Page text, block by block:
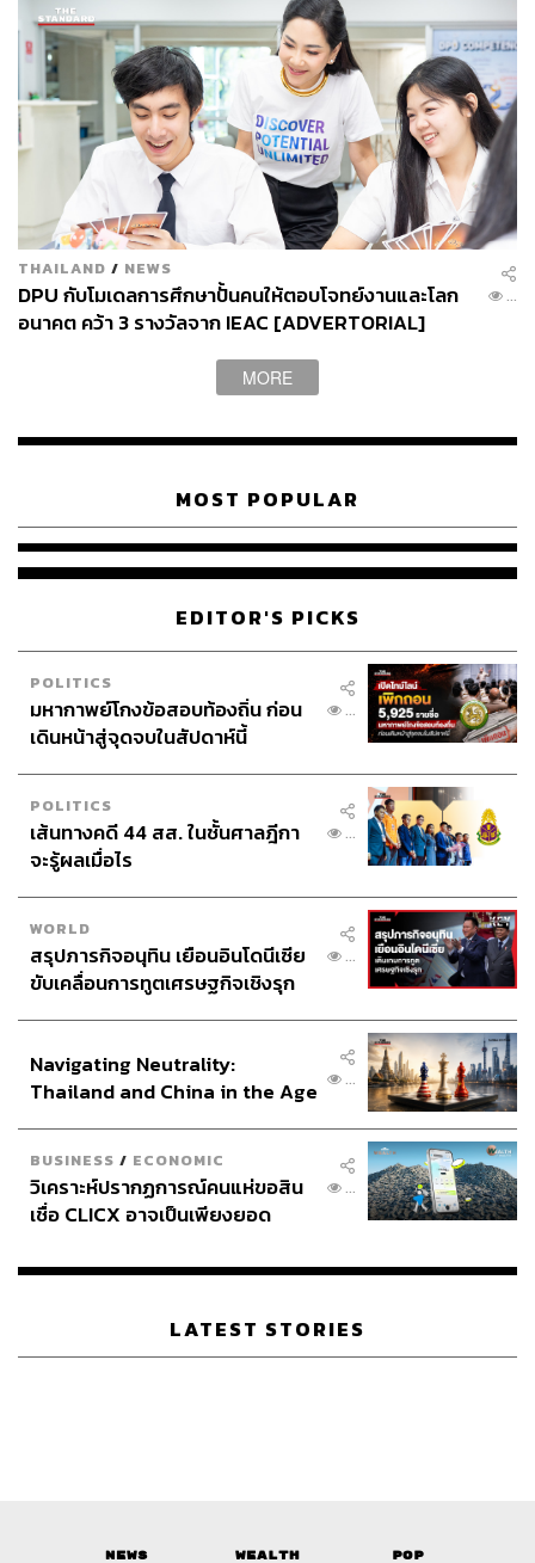
THAILAND / NEWS
DPU กับโมเดลการศึกษาปั้นคนให้ตอบโจทย์งานและโลก
อนาคต คว้า 3 รางวัลจาก IEAC [ADVERTORIAL]
...
MORE
MOST POPULAR
EDITOR'S PICKS
POLITICS
มหากาพย์โกงข้อสอบท้องถิ่น ก่อน
เดินหน้าสู่จุดจบในสัปดาห์นี้
...
POLITICS
เส้นทางคดี 44 สส. ในชั้นศาลฎีกา
จะรู้ผลเมื่อไร
...
WORLD
สรุปภารกิจอนุทิน เยือนอินโดนีเซีย
ขับเคลื่อนการทูตเศรษฐกิจเชิงรุก
...
Navigating Neutrality:
Thailand and China in the Age
...
BUSINESS / ECONOMIC
วิเคราะห์ปรากฏการณ์คนแห่ขอสิน
เชื่อ CLICX อาจเป็นเพียงยอด
เรือนไทยที่ถูกซุกไว้
...
LATEST STORIES
News Wealth Pop